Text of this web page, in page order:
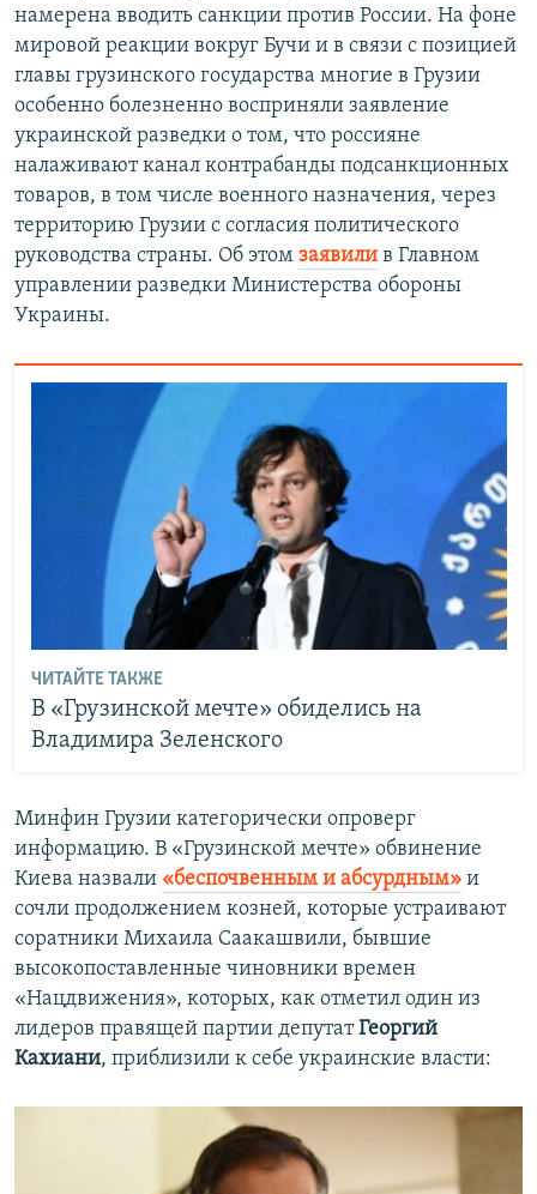
намерена вводить санкции против России. На фоне
мировой реакции вокруг Бучи и в связи с позицией
главы грузинского государства многие в Грузии
особенно болезненно восприняли заявление
украинской разведки о том, что россияне
налаживают канал контрабанды подсанкционных
товаров, в том числе военного назначения, через
территорию Грузии с согласия политического
руководства страны. Об этом заявили в Главном
управлении разведки Министерства обороны
Украины.
ЧИТАЙТЕ ТАКЖЕ
В «Грузинской мечте» обиделись на
Владимира Зеленского
Минфин Грузии категорически опроверг
информацию. В «Грузинской мечте» обвинение
Киева назвали «беспочвенным и абсурдным» и
сочли продолжением козней, которые устраивают
соратники Михаила Саакашвили, бывшие
высокопоставленные чиновники времен
«Нацдвижения», которых, как отметил один из
лидеров правящей партии депутатГеоргий
Кахиани, приблизили к себе украинские власти: